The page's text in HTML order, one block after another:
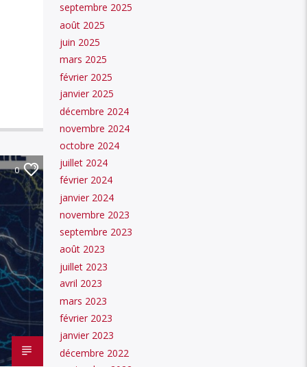
0
septembre 2025
août 2025
juin 2025
mars 2025
février 2025
janvier 2025
décembre 2024
novembre 2024
octobre 2024
juillet 2024
février 2024
janvier 2024
novembre 2023
septembre 2023
août 2023
juillet 2023
avril 2023
mars 2023
février 2023
janvier 2023
décembre 2022